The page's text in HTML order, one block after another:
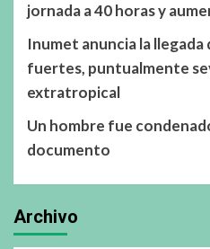
jornada a 40 horas y
Inumet anuncia la
fuertes, puntualmente
extratropical
Un hombre fue
documento
Archivo